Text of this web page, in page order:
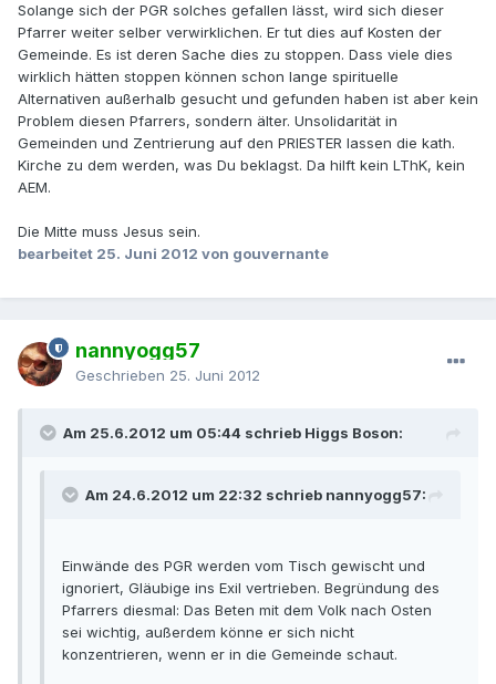
Solange sich der PGR solches gefallen lässt, wird sich dieser
Pfarrer weiter selber verwirklichen. Er tut dies auf Kosten der
Gemeinde. Es ist deren Sache dies zu stoppen. Dass viele dies
wirklich hätten stoppen können schon lange spirituelle
Alternativen außerhalb gesucht und gefunden haben ist aber kein
Problem diesen Pfarrers, sondern älter. Unsolidarität in
Gemeinden und Zentrierung auf den PRIESTER lassen die kath.
Kirche zu dem werden, was Du beklagst. Da hilft kein LThK, kein
AEM.
Die Mitte muss Jesus sein.
bearbeitet 25. Juni 2012 von gouvernante
nannyogg57
Geschrieben 25. Juni 2012
Am 25.6.2012 um 05:44 schrieb Higgs Boson:
Am 24.6.2012 um 22:32 schrieb nannyogg57:
Einwände des PGR werden vom Tisch gewischt und
ignoriert, Gläubige ins Exil vertrieben. Begründung des
Pfarrers diesmal: Das Beten mit dem Volk nach Osten
sei wichtig, außerdem könne er sich nicht
konzentrieren, wenn er in die Gemeinde schaut.